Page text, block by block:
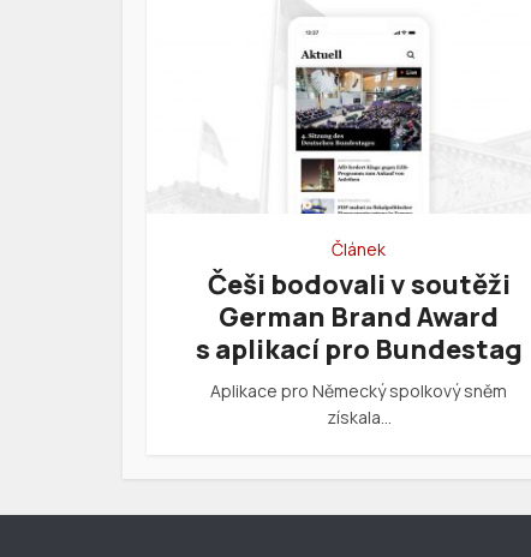
Článek
Češi bodovali v soutěži
German Brand Award
s aplikací pro Bundestag
Aplikace pro Německý spolkový sněm
získala…